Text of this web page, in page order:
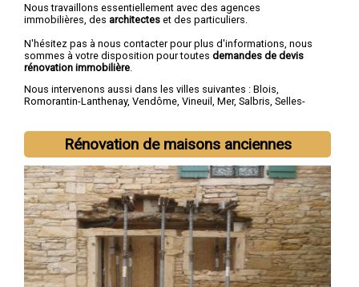
Nous travaillons essentiellement avec des agences
immobilières, des architectes et des particuliers.
N'hésitez pas à nous contacter pour plus d'informations, nous
sommes à votre disposition pour toutes demandes de devis
rénovation immobilière
Nous intervenons aussi dans les villes suivantes : Blois,
Romorantin-Lanthenay, Vendôme, Vineuil , Mer, Salbris, Selles-
Rénovation de maisons anciennes